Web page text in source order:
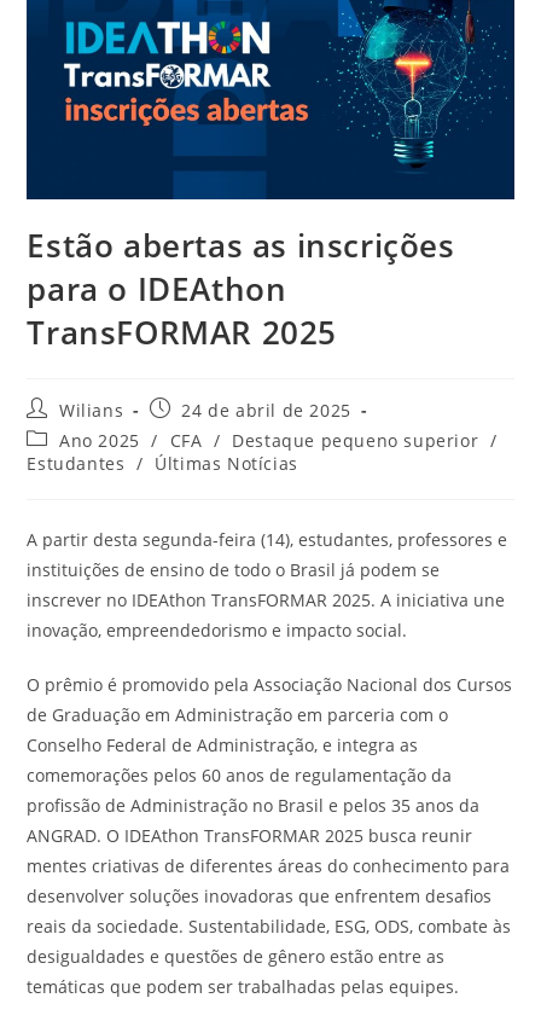
Estão abertas as inscrições
para o IDEAthon
TransFORMAR 2025
Autor
do
post:
Wilians
Post
publicado:
24 de abril de 2025
Categoria
do
Ano 2025 / CFA / Destaque pequeno superior /
Estudantes / Últimas Notícias
A partir desta segunda-feira (14), estudantes, professores e
instituições de ensino de todo o Brasil já podem se
inscrever no IDEAthon TransFORMAR 2025. A iniciativa une
inovação, empreendedorismo e impacto social.
O prêmio é promovido pela Associação Nacional dos Cursos
de Graduação em Administração em parceria com o
Conselho Federal de Administração, e integra as
comemorações pelos 60 anos de regulamentação da
profissão de Administração no Brasil e pelos 35 anos da
ANGRAD. O IDEAthon TransFORMAR 2025 busca reunir
mentes criativas de diferentes áreas do conhecimento para
desenvolver soluções inovadoras que enfrentem desafios
reais da sociedade. Sustentabilidade, ESG, ODS, combate às
desigualdades e questões de gênero estão entre as
temáticas que podem ser trabalhadas pelas equipes.